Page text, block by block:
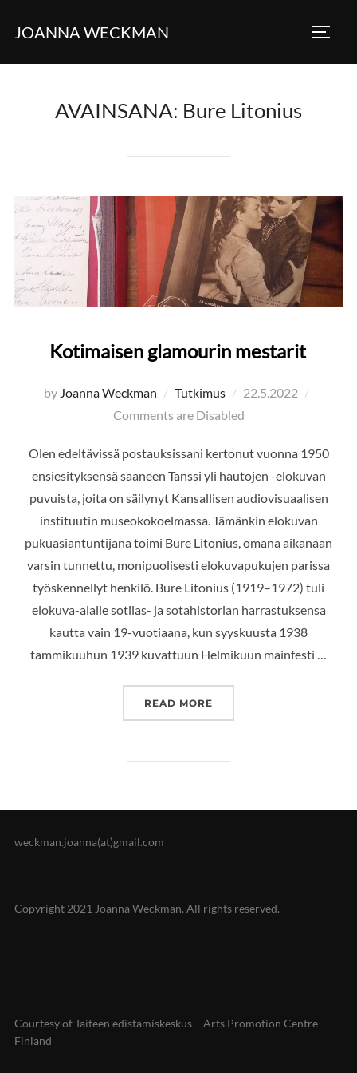
JOANNA WECKMAN
AVAINSANA: Bure Litonius
Kotimaisen glamourin mestarit
by Joanna Weckman Tutkimus
Posted
on
22.5.2022
Comments are Disabled
Olen edeltävissä postauksissani kertonut vuonna 1950
ensiesityksensä saaneen Tanssi yli hautojen -elokuvan
puvuista, joita on säilynyt Kansallisen audiovisuaalisen
instituutin museokokoelmassa. Tämänkin elokuvan
pukuasiantuntijana toimi Bure Litonius, omana aikanaan
varsin tunnettu, monipuolisesti elokuvapukujen parissa
työskennellyt henkilö. Bure Litonius (1919–1972) tuli
elokuva-alalle sotilas- ja sotahistorian harrastuksensa
kautta vain 19-vuotiaana, kun syyskuusta 1938
tammikuuhun 1939 kuvattuun Helmikuun mainfesti …
READ MORE
weckman.joanna(at)gmail.com
Copyright 2021 Joanna Weckman. All rights reserved.
Courtesy of Taiteen edistämiskeskus – Arts Promotion Centre
Finland